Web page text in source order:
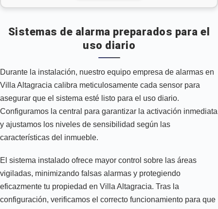
Sistemas de alarma preparados para el
uso diario
Durante la instalación, nuestro equipo empresa de alarmas en
Villa Altagracia calibra meticulosamente cada sensor para
asegurar que el sistema esté listo para el uso diario.
Configuramos la central para garantizar la activación inmediata
y ajustamos los niveles de sensibilidad según las
características del inmueble.
El sistema instalado ofrece mayor control sobre las áreas
vigiladas, minimizando falsas alarmas y protegiendo
eficazmente tu propiedad en Villa Altagracia. Tras la
configuración, verificamos el correcto funcionamiento para que